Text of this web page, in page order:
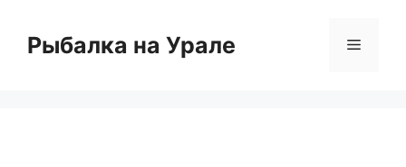
содержимому
Рыбалка на Урале Меню